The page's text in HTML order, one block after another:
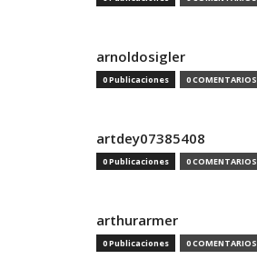
arnoldosigler
0 Publicaciones 0 COMENTARIOS
artdey07385408
0 Publicaciones 0 COMENTARIOS
arthurarmer
0 Publicaciones 0 COMENTARIOS